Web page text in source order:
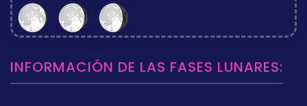
INFORMACIÓN DE LAS FASES LUNARES: